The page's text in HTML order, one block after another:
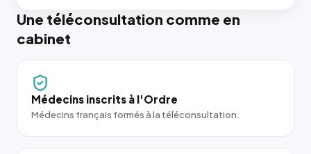
Une téléconsultation comme en
cabinet
Médecins inscrits à l'Ordre
Médecins français formés à la téléconsultation.